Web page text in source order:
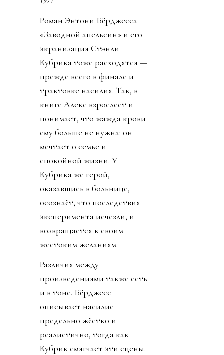
Роман Энтони Бёрджесса
«Заводной апельсин» и его
экранизация Стэнли
Кубрика тоже расходятся —
прежде всего в финале и
трактовке насилия. Так, в
книге Алекс взрослеет и
понимает, что жажда крови
ему больше не нужна: он
мечтает о семье и
спокойной жизни. У
Кубрика же герой,
оказавшись в больнице,
осознаёт, что последствия
эксперимента исчезли, и
возвращается к своим
жестоким желаниям.
Различия между
произведениями также есть
и в тоне. Бёрджесс
описывает насилие
предельно жёстко и
реалистично, тогда как
Кубрик смягчает эти сцены.